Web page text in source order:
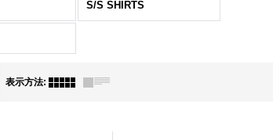
S/S SHIRTS
表示方法: